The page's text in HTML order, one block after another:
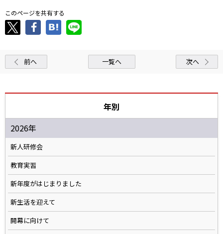
このページを共有する
前へ 一覧へ 次へ
年別
2026年
新人研修会
教育実習
新年度がはじまりました
新生活を迎えて
開幕に向けて